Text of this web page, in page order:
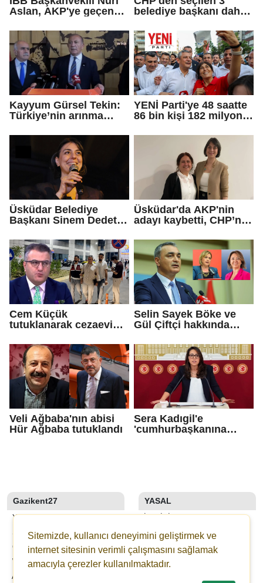
Aslan, AKP'ye geçen
iddialarına yanıt verdi
belediye başkanı daha
Kayyum Gürsel Tekin:
Türkiye’nin arınma
geldiniz...
YENİ Parti'ye 48 saatte
86 bin kişi 182 milyon
Üsküdar Belediye
Başkanı Sinem Dedetaş
Üsküdar'da AKP'nin
adayı kaybetti, CHP’nin
Çetinkaya Başkan
Vekili seçildi
Cem Küçük
tutuklanarak cezaevine
Selin Sayek Böke ve
Gül Çiftçi hakkında
başlatılacak
Veli Ağbaba'nın abisi
Hür Ağbaba tutuklandı
Sera Kadıgil'e
'cumhurbaşkanına
Gazikent27
YAZARLAR
SON DAKİKA
GALERİLER
WEBTV
ANKETLER
YASAL
İLETIŞIM
KÜNYE
YAYIN İLKELERI
KURALLAR
Sitemizde, kullanıcı deneyimini geliştirmek ve
internet sitesinin verimli çalışmasını sağlamak
amacıyla çerezler kullanılmaktadır.